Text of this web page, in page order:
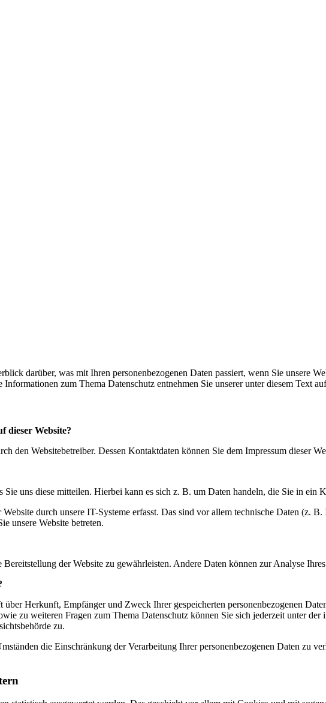
darüber, was mit Ihren personenbezogenen Daten passiert, wenn Sie unsere
zum Thema Datenschutz entnehmen Sie unserer unter diesem Text
dieser Website?
den Websitebetreiber. Dessen Kontaktdaten können Sie dem Impressum dieser
Sie uns diese mitteilen. Hierbei kann es sich z. B. um Daten handeln, die Sie in ein
durch unsere IT-Systeme erfasst. Das sind vor allem technische Daten (z.
unsere Website betreten.
der Website zu gewährleisten. Andere Daten können zur Analyse
Herkunft, Empfänger und Zweck Ihrer gespeicherten personenbezogenen
zu weiteren Fragen zum Thema Datenschutz können Sie sich jederzeit unter der
zu.
die Einschränkung der Verarbeitung Ihrer personenbezogenen Daten zu